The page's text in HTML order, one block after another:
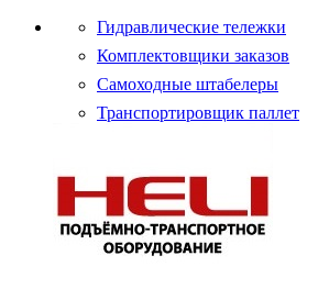
Гидравлические тележки
Комплектовщики заказов
Самоходные штабелеры
Транспортировщик паллет